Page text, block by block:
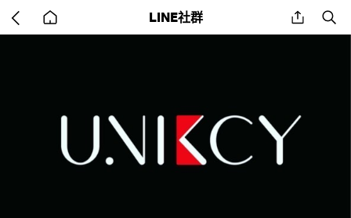
back
to
LINE社群 share